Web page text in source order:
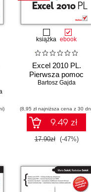
książka ebook
Excel 2010 PL.
Pierwsza pomoc
Bartosz Gajda
(8,95 zł najniższa cena z 30
9.49 zł
17.90zł (-47%)